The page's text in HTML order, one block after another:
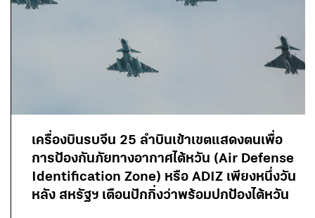
เครื่องบินรบจีน 25 ลำบินเข้าเขตแสดงตนเพื่อ
การป้องกันภัยทางอากาศไต้หวัน (Air Defense
Identification Zone) หรือ ADIZ เพียงหนึ่งวัน
หลัง สหรัฐฯ เตือนปักกิ่งว่าพร้อมปกป้องไต้หวัน